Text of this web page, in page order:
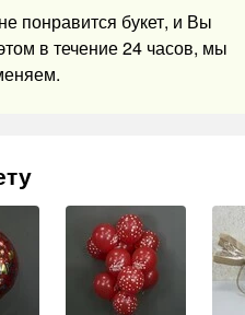
понравится букет, и Вы
в течение 24 часов, мы